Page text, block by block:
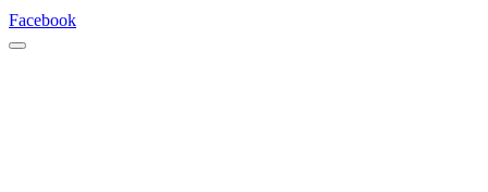
Facebook